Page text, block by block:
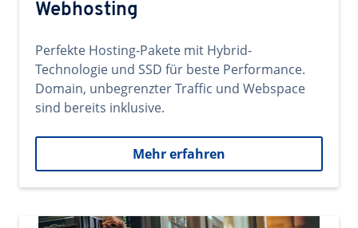
Webhosting
Perfekte Hosting-Pakete mit Hybrid-
Technologie und SSD für beste Performance.
Domain, unbegrenzter Traffic und Webspace
sind bereits inklusive.
Mehr erfahren